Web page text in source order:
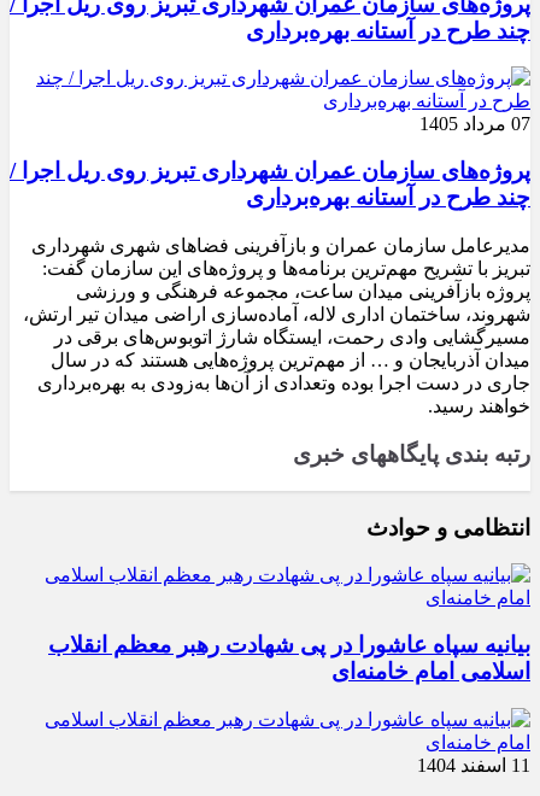
چند طرح در آستانه بهره‌برداری
07 مرداد 1405
پروژه‌های سازمان عمران شهرداری تبریز روی ریل اجرا /
چند طرح در آستانه بهره‌برداری
مدیرعامل سازمان عمران و بازآفرینی فضاهای شهری شهرداری
تبریز با تشریح مهم‌ترین برنامه‌ها و پروژه‌های این سازمان گفت:
پروژه بازآفرینی میدان ساعت، مجموعه فرهنگی و ورزشی
شهروند، ساختمان اداری لاله، آماده‌سازی اراضی میدان تیر ارتش،
مسیرگشایی وادی رحمت، ایستگاه شارژ اتوبوس‌های برقی در
میدان آذربایجان و … از مهم‌ترین پروژه‌هایی هستند که در سال
جاری در دست اجرا بوده وتعدادی از آن‌ها به‌زودی به بهره‌برداری
خواهند رسید.
رتبه بندی پایگاههای خبری
انتظامی و حوادث
بیانیه سپاه عاشورا در پی شهادت رهبر معظم انقلاب
اسلامی امام خامنه‌ای
11 اسفند 1404